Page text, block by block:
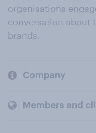
organisations
conversation about
brands.
Company
Members and